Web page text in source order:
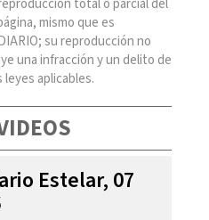
total o parcial del
mismo que es
su reproducción no
una infracción y un delito de
aplicables.
Estelar, 07